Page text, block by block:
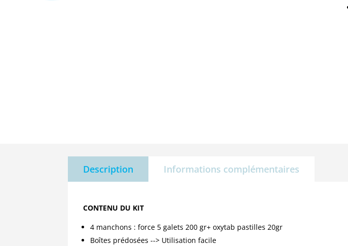
Description Informations complémentaires
CONTENU DU KIT
4 manchons : force 5 galets 200 gr+ oxytab pastilles 20gr
Boîtes prédosées --> Utilisation facile